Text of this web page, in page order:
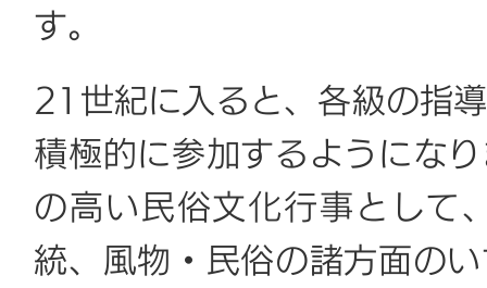
す。
21世紀に入ると、各級の指
積極的に参加するようにな
の高い民俗文化行事として
統、風物・民俗の諸方面の